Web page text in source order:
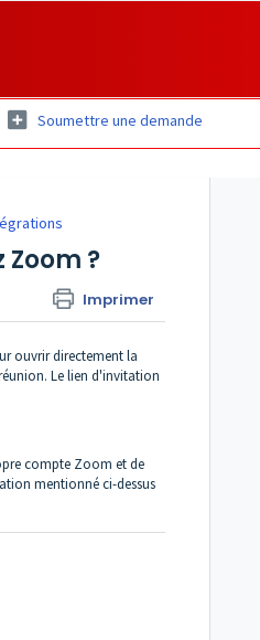
Soumettre une demande
?
Imprimer
ouvrir directement la
Le lien d'invitation
compte Zoom et de
mentionné ci-dessus